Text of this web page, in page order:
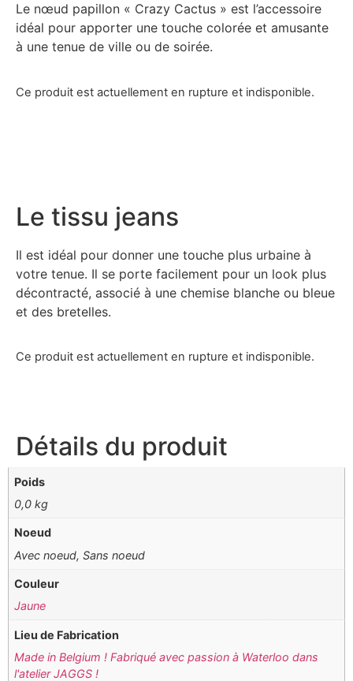
Le nœud papillon « Crazy Cactus » est l’accessoire
idéal pour apporter une touche colorée et amusante
à une tenue de ville ou de soirée.
Ce produit est actuellement en rupture et indisponible.
Le tissu jeans
Il est idéal pour donner une touche plus urbaine à
votre tenue. Il se porte facilement pour un look plus
décontracté, associé à une chemise blanche ou bleue
et des bretelles.
Ce produit est actuellement en rupture et indisponible.
Détails du produit
Poids
0,0 kg
Noeud
Avec noeud, Sans noeud
Couleur
Jaune
Lieu de Fabrication
Made in Belgium ! Fabriqué avec passion à Waterloo dans
l'atelier JAGGS !